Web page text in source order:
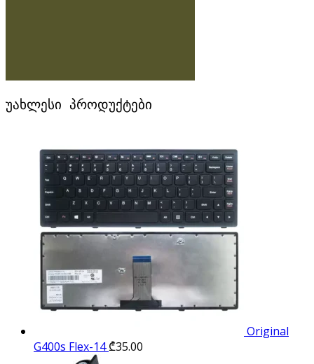
უახლესი პროდუქტები
Original
G400s Flex-14₾35.00